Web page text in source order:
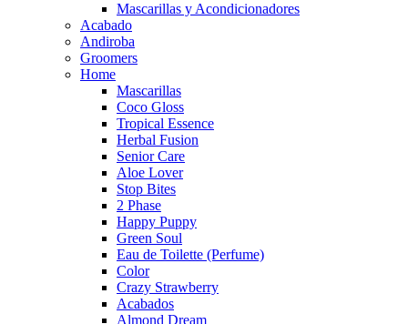
Mascarillas y Acondicionadores
Acabado
Andiroba
Groomers
Home
Mascarillas
Coco Gloss
Tropical Essence
Herbal Fusion
Senior Care
Aloe Lover
Stop Bites
2 Phase
Happy Puppy
Green Soul
Eau de Toilette (Perfume)
Color
Crazy Strawberry
Acabados
Almond Dream